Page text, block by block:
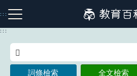
到
主
:::
注音索引圖示 筆畫索引圖示
:::
詞條檢索 全文檢索